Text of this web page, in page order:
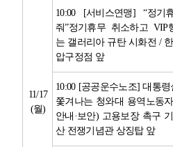
11/17
(월)
10:00 [서비스연맹] “정기
줘”정기휴무 취소하고 VIP
는 갤러리아 규탄 시화전 /
압구정점 앞
10:00 [공공운수노조]대통령
쫓겨나는 청와대 용역노동자
안내 ·보안) 고용보장 촉구
산 전쟁기념관 상징탑 앞